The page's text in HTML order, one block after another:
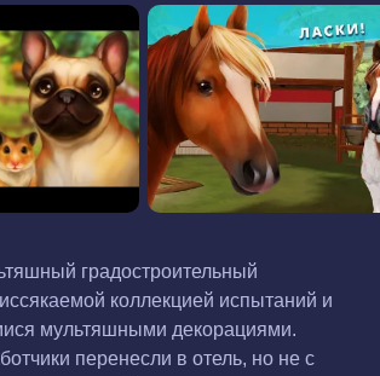
градостроительный
коллекцией испытаний и
мультяшными декорациями.
перенесли в отель, но не с